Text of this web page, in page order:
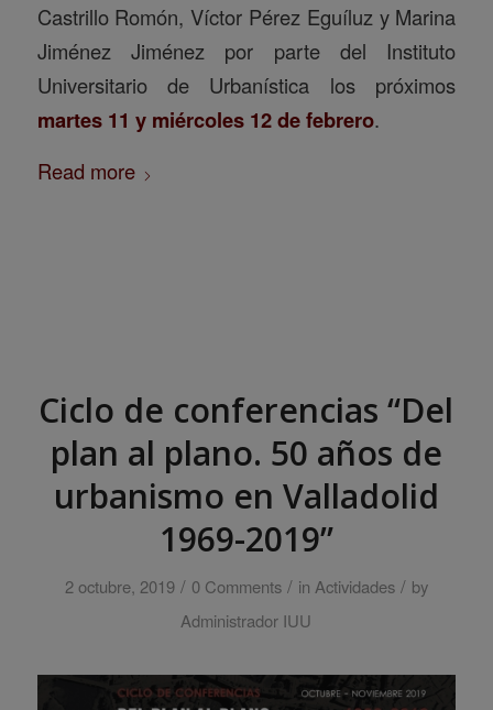
Castrillo Romón, Víctor Pérez Eguíluz y Marina
Jiménez Jiménez por parte del Instituto
Universitario de Urbanística los próximos
martes 11 y miércoles 12 de febrero.
Read more
Ciclo de conferencias “Del
plan al plano. 50 años de
urbanismo en Valladolid
1969-2019”
2 octubre, 2019 / 0 Comments / in Actividades / by
Administrador IUU